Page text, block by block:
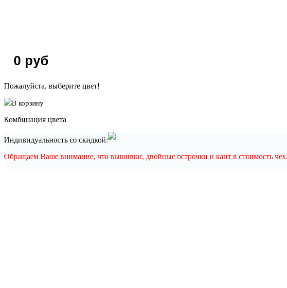
0 руб
Пожалуйста, выберите цвет!
В корзину
Комбинация цвета
Индивидуальность со скидкой:
Обращаем Ваше внимание, что вышивки, двойные острочки и кант в стоимость